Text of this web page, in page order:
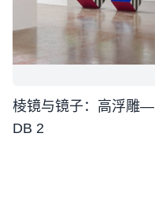
棱镜与镜子：高浮雕—
DB 2